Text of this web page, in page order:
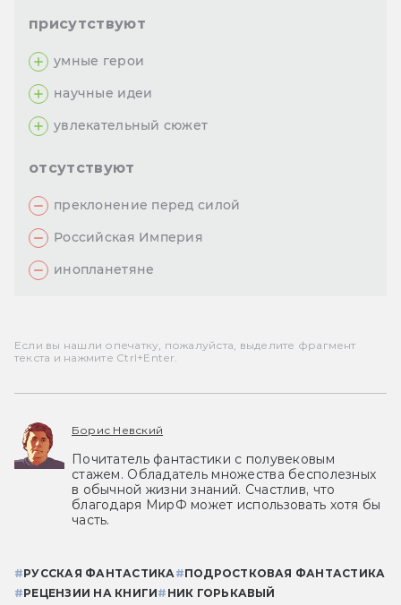
присутствуют
умные герои
научные идеи
увлекательный сюжет
отсутствуют
преклонение перед силой
Российская Империя
инопланетяне
Если вы нашли опечатку, пожалуйста, выделите фрагмент
текста и нажмите Ctrl+Enter.
Борис Невский
Почитатель фантастики с полувековым
стажем. Обладатель множества бесполезных
в обычной жизни знаний. Счастлив, что
благодаря МирФ может использовать хотя бы
часть.
#РУССКАЯ ФАНТАСТИКА#ПОДРОСТКОВАЯ ФАНТАСТИКА
#РЕЦЕНЗИИ НА КНИГИ# НИК ГОРЬКАВЫЙ